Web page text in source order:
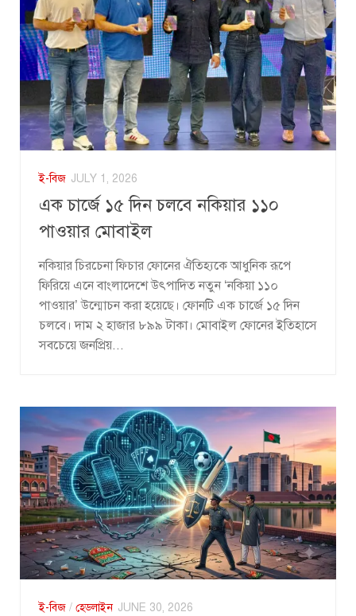
ই-বিজ JULY 1, 2026
এক চার্জে ১৫ দিন চলবে নকিয়ার ১১০
পাওয়ার মোবাইল
নকিয়ার চিরচেনা ফিচার ফোনের ঐতিহ্যকে আধুনিক রূপে
ফিরিয়ে এনে বাংলাদেশে উৎপাদিত নতুন ‘নকিয়া ১১০
পাওয়ার’ উন্মোচন করা হয়েছে। ফোনটি এক চার্জে ১৫ দিন
চলবে। দাম ২ হাজার ৮৯৯ টাকা। মোবাইল ফোনের ইতিহাসে
সবচেয়ে জনপ্রিয়...
ই-বিজ / হেডলাইন JUNE 30, 2026